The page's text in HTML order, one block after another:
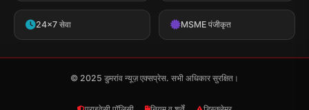
24x7 सेवा MSME पंजीकृत
© 2025 डुमरांव न्यूज़ एक्सप्रेस. सभी अधिकार सुरक्षित।